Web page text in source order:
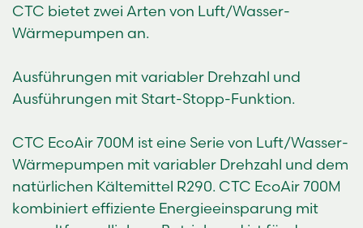
CTC bietet zwei Arten von Luft/Wasser-
Wärmepumpen an.
Ausführungen mit variabler Drehzahl und
Ausführungen mit Start-Stopp-Funktion.
CTC EcoAir 700M ist eine Serie von Luft/Wasser-
Wärmepumpen mit variabler Drehzahl und dem
natürlichen Kältemittel R290. CTC EcoAir 700M
kombiniert effiziente Energieeinsparung mit